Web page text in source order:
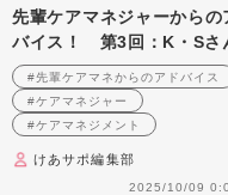
先輩ケアマネジャーからの
バイス！ 第3回：K・Sさ
（居宅介護支援事業所（東
都）・ケアマネジャー）前
#先輩ケアマネからのアドバイス
#ケアマネジャー
#ケアマネジメント
けあサポ編集部
2025/10/09